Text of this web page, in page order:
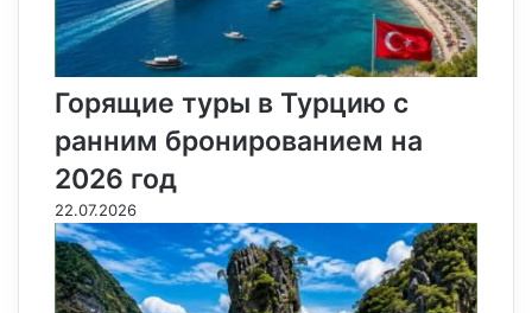
Горящие туры в Турцию с
ранним бронированием на
2026 год
22.07.2026